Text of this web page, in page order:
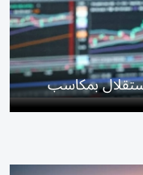
بمكاسب